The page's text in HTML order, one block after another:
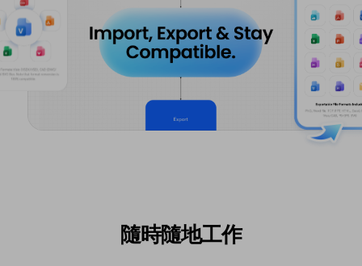
隨時隨地工作